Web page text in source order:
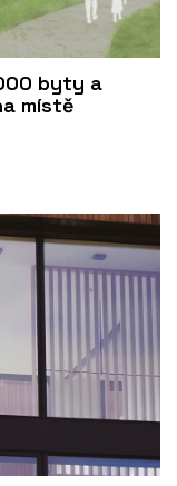
byty a
místě